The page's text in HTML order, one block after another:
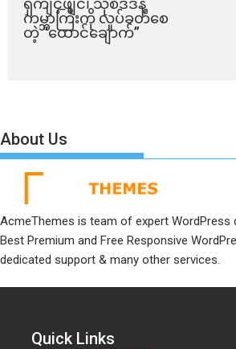
ရှီကျင့်ဖျင်၊ သုစိဒိဒ်နဲ့
ကမ္ဘာကြီးကို လှုပ်ခတ်စေ
တဲ့ “ထောင်ချောက်”
About Us
AcmeThemes is team of expert WordPress
Best Premium and Free Responsive
dedicated support & many other services.
Quick Links